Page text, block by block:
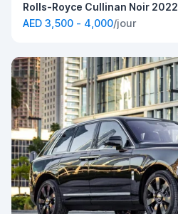
Rolls-Royce Cullinan Noir 2022
AED 3,500 - 4,000/jour